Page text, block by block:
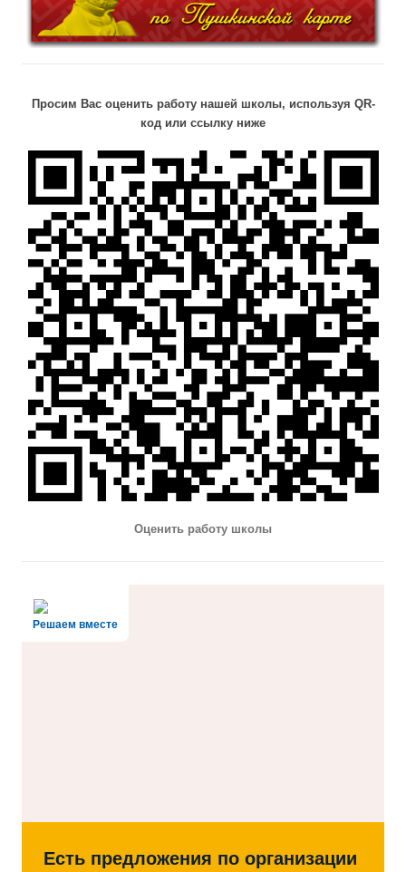
Просим Вас оценить работу нашей школы, используя QR-
код или ссылку ниже
Оценить работу школы
Решаем вместе
Есть предложения по организации